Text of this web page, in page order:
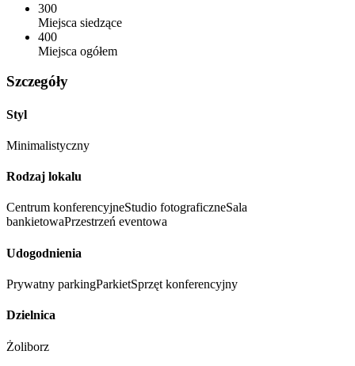
300
Miejsca siedzące
400
Miejsca ogółem
Szczegóły
Styl
Minimalistyczny
Rodzaj lokalu
Centrum konferencyjneStudio fotograficzneSala
bankietowaPrzestrzeń eventowa
Udogodnienia
Prywatny parkingParkietSprzęt konferencyjny
Dzielnica
Żoliborz